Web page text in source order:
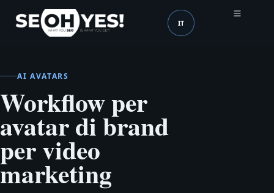
SEOH Lingua (mobile header)
IT
AI AVATARS
Workflow per
avatar di brand
per video
marketing